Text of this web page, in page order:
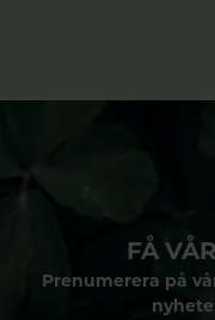
FÅ
Prenumerera på